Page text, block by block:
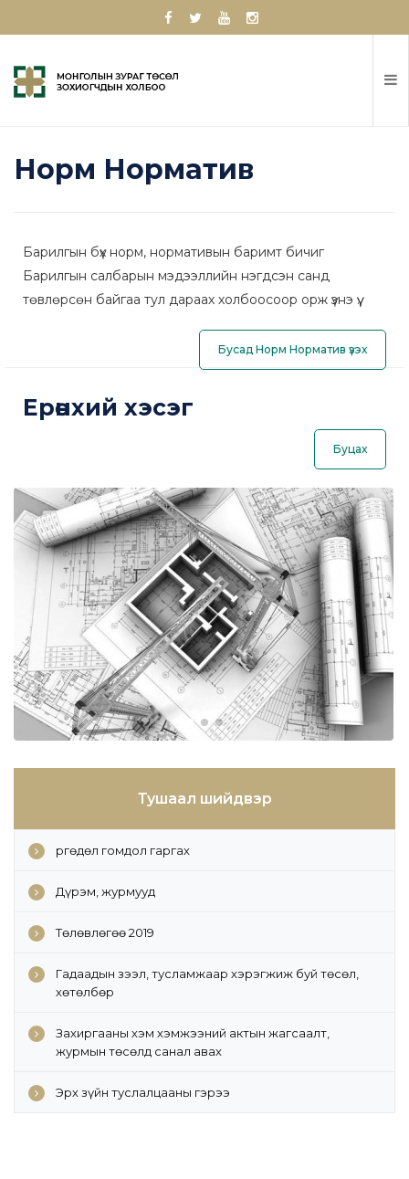
Норм Норматив
Барилгын бүх норм, нормативын баримт бичиг
Барилгын салбарын мэдээллийн нэгдсэн санд
төвлөрсөн байгаа тул дараах холбоосоор орж үзнэ үү.
Бусад Норм Норматив үзэх
Ерөнхий хэсэг
Буцах
Тушаал шийдвэр
Өргөдөл гомдол гаргах
Дүрэм, журмууд
Төлөвлөгөө 2019
Гадаадын зээл, тусламжаар хэрэгжиж буй төсөл,
хөтөлбөр
Захиргааны хэм хэмжээний актын жагсаалт,
журмын төсөлд санал авах
Эрх зүйн туслалцааны гэрээ